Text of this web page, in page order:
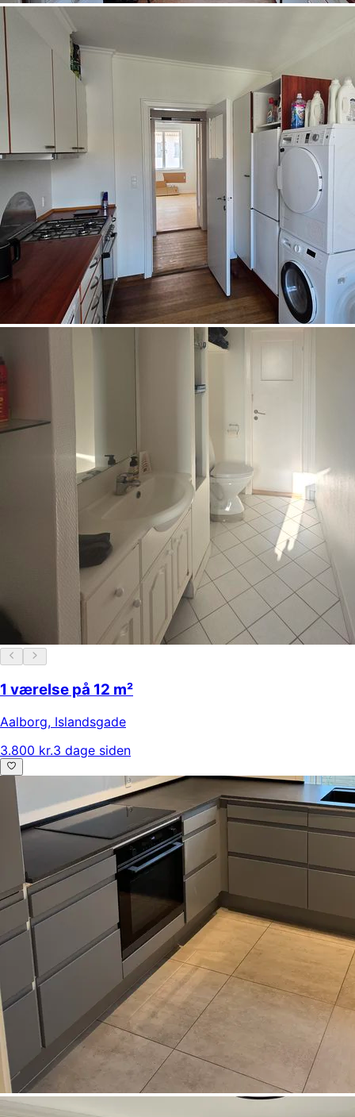
1 værelse på 12 m²
Aalborg, Islandsgade
3.800 kr.3 dage siden